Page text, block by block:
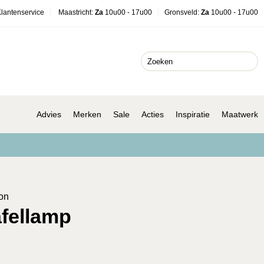
Maastricht: Za 10u00 - 17u00 Gronsveld : Za 10u00 - 17u00
Advies Merken Sale Acties Inspiratie Maatwerk